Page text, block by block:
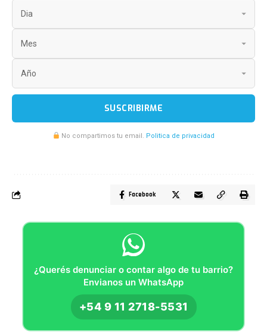
SUSCRIBIRME
No compartimos tu email. Politica de privacidad
Facebook
¿Querés denunciar o contar algo de tu barrio?
Envianos un WhatsApp
+54 9 11 2718-5531